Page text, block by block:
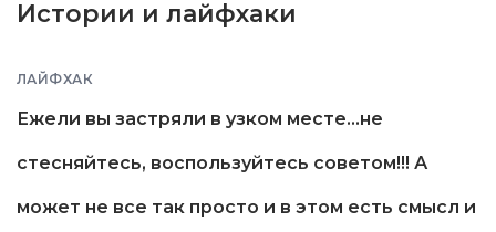
Истории и лайфхаки
ЛАЙФХАК
Ежели вы застряли в узком месте...не
стесняйтесь, воспользуйтесь советом!!! А
может не все так просто и в этом есть смысл и